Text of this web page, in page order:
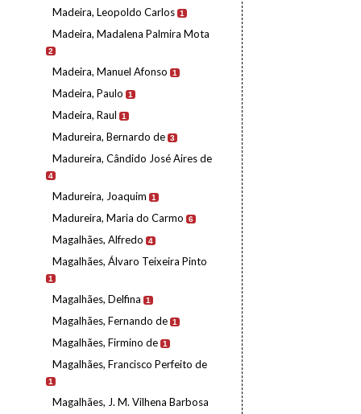
Madeira, Leopoldo Carlos 1
Madeira, Madalena Palmira Mota
2
Madeira, Manuel Afonso 1
Madeira, Paulo 1
Madeira, Raul 1
Madureira, Bernardo de 3
Madureira, Cândido José Aires de
4
Madureira, Joaquim 1
Madureira, Maria do Carmo 6
Magalhães, Alfredo 4
Magalhães, Álvaro Teixeira Pinto
1
Magalhães, Delfina 1
Magalhães, Fernando de 1
Magalhães, Firmino de 1
Magalhães, Francisco Perfeito de
1
Magalhães, J. M. Vilhena Barbosa